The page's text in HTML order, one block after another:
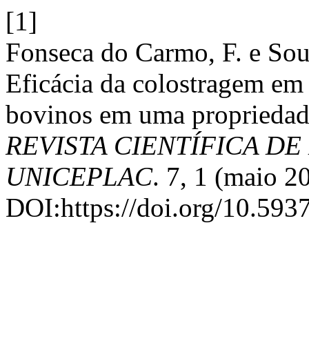
[1]
Fonseca do Carmo, F. e
Eficácia da colostragem
bovinos em uma
REVISTA CIENTÍFICA
UNICEPLAC. 7, 1 (maio
DOI:https://doi.org/